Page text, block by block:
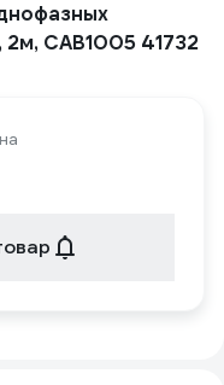
2м, CAB1005 41732